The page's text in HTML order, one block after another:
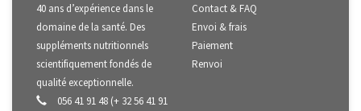
40 ans d’expérience dans le
domaine de la santé. Des
suppléments nutritionnels
scientifiquement fondés de
qualité exceptionnelle.
056 41 91 48 (+ 32 56 41 91
Contact & FAQ
Envoi & frais
Paiement
Renvoi